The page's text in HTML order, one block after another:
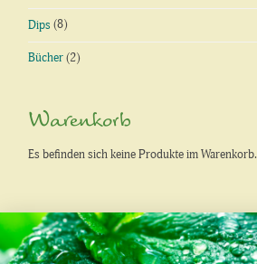
Dips (8)
Bücher (2)
Warenkorb
Es befinden sich keine Produkte im Warenkorb.